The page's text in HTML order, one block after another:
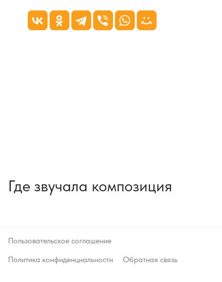
Где звучала композиция
Пользовательское соглашение
Политика конфиденциальности
Обратная связь